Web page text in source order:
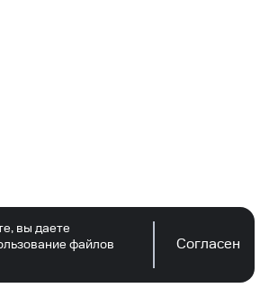
вы даете
файлов
Согласен